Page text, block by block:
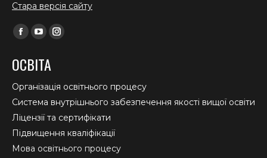
Стара версія сайту
Find us on:
Facebook
opens
in
new
window
YouTube
opens
in
new
window
Instagram
in
new
window
ОСВІТА
Організація освітнього процесу
Система внутрішнього забезпечення якості вищої освіти
Ліцензії та сертифікати
Підвищення кваліфікації
Мова освітнього процесу